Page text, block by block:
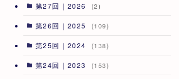
第27回｜2026 (2)
第26回｜2025 (109)
第25回｜2024 (138)
第24回｜2023 (153)